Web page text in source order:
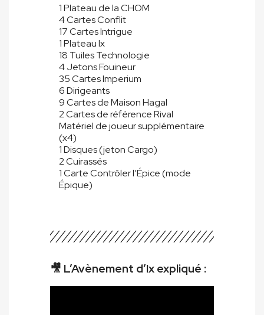
1 Plateau de la CHOM
4 Cartes Conflit
17 Cartes Intrigue
1 Plateau Ix
18 Tuiles Technologie
4 Jetons Fouineur
35 Cartes Imperium
6 Dirigeants
9 Cartes de Maison Hagal
2 Cartes de référence Rival
Matériel de joueur supplémentaire
(x4)
1 Disques (jeton Cargo)
2 Cuirassés
1 Carte Contrôler l’Épice (mode
Épique)
🎥 L’Avènement d’Ix expliqué :